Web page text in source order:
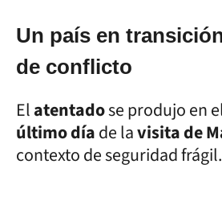
Un país en
de conflicto
Elatentadose produjo en
último díade lavisita de
contexto de seguridad frágil.